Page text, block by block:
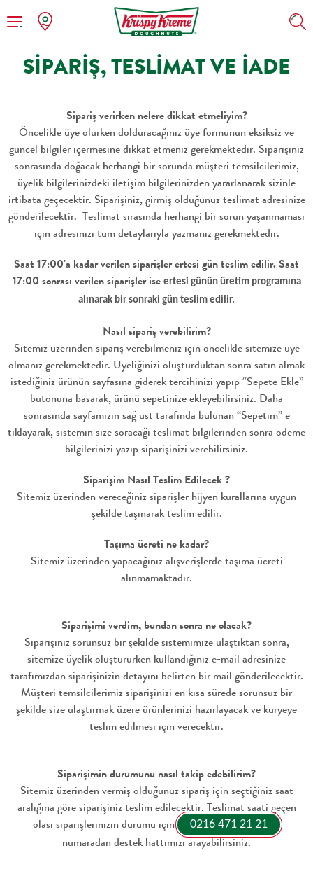
Düğünler
Kurumsal
Doğum Günleri
Donatlar
Kahve & Sıcak İçecekler
Soğuk İçecekler & Milkshakes
SIPARIŞ, TESLIMAT VE İADE
Sipariş verirken nelere dikkat etmeliyim?
Öncelikle üye olurken dolduracağınız üye formunun eksiksiz ve
güncel bilgiler içermesine dikkat etmeniz gerekmektedir. Siparişiniz
sonrasında doğacak herhangi bir sorunda müşteri temsilcilerimiz,
üyelik bilgilerinizdeki iletişim bilgilerinizden yararlanarak sizinle
irtibata geçecektir. Siparişiniz, girmiş olduğunuz teslimat adresinize
gönderilecektir. Teslimat sırasında herhangi bir sorun yaşanmaması
için adresinizi tüm detaylarıyla yazmanız gerekmektedir.
Saat 17:00'a kadar verilen siparişler ertesi gün teslim edilir. Saat
17:00 sonrası verilen siparişler ise ertesi günün üretim programına
alınarak bir sonraki gün teslim edilir.
Nasıl sipariş verebilirim?
Sitemiz üzerinden sipariş verebilmeniz için öncelikle sitemize üye
olmanız gerekmektedir. Üyeliğinizi oluşturduktan sonra satın almak
istediğiniz ürünün sayfasına giderek tercihinizi yapıp “Sepete Ekle”
butonuna basarak, ürünü sepetinize ekleyebilirsiniz. Daha
sonrasında sayfamızın sağ üst tarafında bulunan “Sepetim” e
tıklayarak, sistemin size soracağı teslimat bilgilerinden sonra ödeme
bilgilerinizi yazıp siparişinizi verebilirsiniz.
Siparişim Nasıl Teslim Edilecek ?
Sitemiz üzerinden vereceğiniz siparişler hijyen kurallarına uygun
şekilde taşınarak teslim edilir.
Taşıma ücreti ne kadar?
Sitemiz üzerinden yapacağınız alışverişlerde taşıma ücreti
alınmamaktadır.
Siparişimi verdim, bundan sonra ne olacak?
Siparişiniz sorunsuz bir şekilde sistemimize ulaştıktan sonra,
sitemize üyelik oluştururken kullandığınız e-mail adresinize
tarafımızdan siparişinizin detayını belirten bir mail gönderilecektir.
Müşteri temsilcilerimiz siparişinizi en kısa sürede sorunsuz bir
şekilde size ulaştırmak üzere ürünlerinizi hazırlayacak ve kuryeye
teslim edilmesi için verecektir.
Siparişimin durumunu nasıl takip edebilirim?
Sitemiz üzerinden vermiş olduğunuz sipariş için seçtiğiniz saat
aralığına göre siparişiniz teslim edilecektir. Teslimat saati geçen
olası siparişlerinizin durumu için
0216 471 21 21
numaradan destek hattımızı arayabilirsiniz.